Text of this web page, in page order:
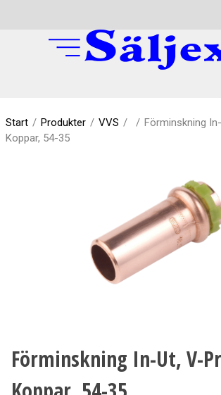
Start / Produkter / VVS / / Förminskning
Koppar, 54-35
Förminskning In-Ut, V-